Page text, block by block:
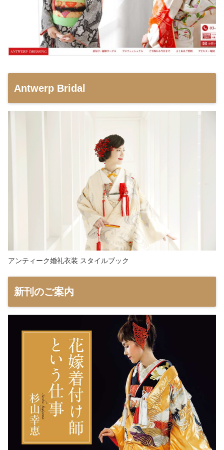
Antwerp Bridal
アンティーク婚礼衣装 スタイルブック
新刊のご案内